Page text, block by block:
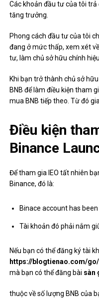
Các khoản đầu tư của tôi
tăng trưởng.
Phong cách đầu tư của tôi
đang ở mức thấp, xem xét
tư, làm chủ sở hữu chính hiệu.
Khi bạn trở thành chủ sở
BNB để làm điều kiện tham
mua BNB tiếp theo. Từ đó
Điều kiện
Binance
Để tham gia IEO tất nhiên
Binance, đó là:
Binace account has been
Tài khoản đó phải nắm
Nếu bạn có thể đăng ký tài
https://blogtienao.com/
mà bạn có thể đăng bài sàn
thuộc về số lượng BNB của